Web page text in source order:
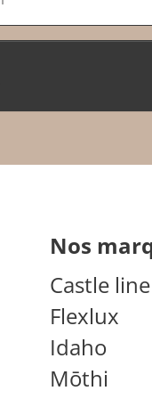
nos
Castle line
Flexlux
Idaho
Mōthi